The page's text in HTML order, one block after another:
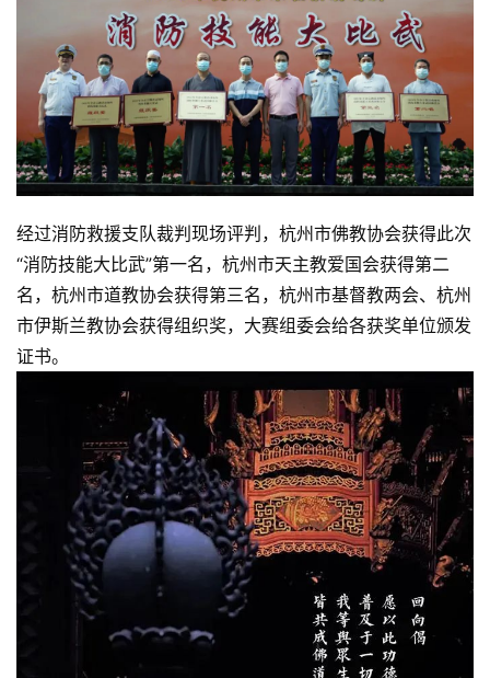
经过消防救援支队裁判现场评判，杭州市佛教协会获得此次
“消防技能大比武”第一名，杭州市天主教爱国会获得第二
名，杭州市道教协会获得第三名，杭州市基督教两会、杭州
市伊斯兰教协会获得组织奖，大赛组委会给各获奖单位颁发
证书。